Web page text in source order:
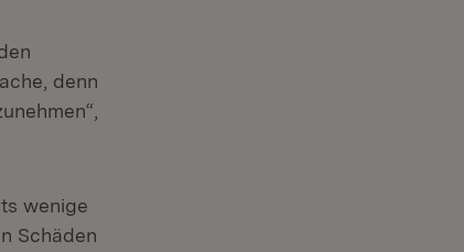
denn
wenige
Schäden